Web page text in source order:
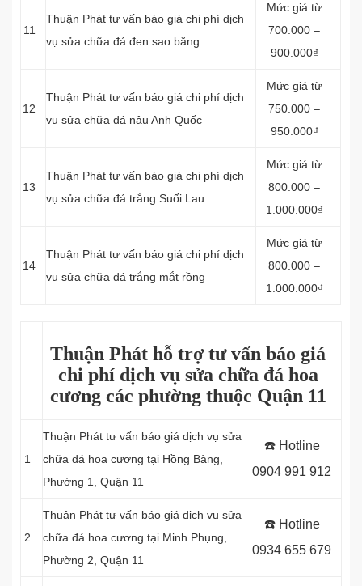
11
Thuận Phát tư vấn báo giá chi phí dịch
vụ sửa chữa đá đen sao băng
Mức giá từ
700.000 –
900.000₫
12
Thuận Phát tư vấn báo giá chi phí dịch
vụ sửa chữa đá nâu Anh Quốc
Mức giá từ
750.000 –
950.000₫
13
Thuận Phát tư vấn báo giá chi phí dịch
vụ sửa chữa đá trắng Suối Lau
Mức giá từ
800.000 –
1.000.000₫
14
Thuận Phát tư vấn báo giá chi phí dịch
vụ sửa chữa đá trắng mắt rồng
Mức giá từ
800.000 –
1.000.000₫
Thuận Phát hỗ trợ tư vấn báo giá
chi phí dịch vụ sửa chữa đá hoa
cương các phường thuộc Quận 11
1
Thuận Phát tư vấn báo giá dịch vụ sửa
chữa đá hoa cương tại Hồng Bàng,
Phường 1, Quận 11
☎️ Hotline
0904 991 912
2
Thuận Phát tư vấn báo giá dịch vụ sửa
chữa đá hoa cương tại Minh Phụng,
Phường 2, Quận 11
☎️ Hotline
0934 655 679